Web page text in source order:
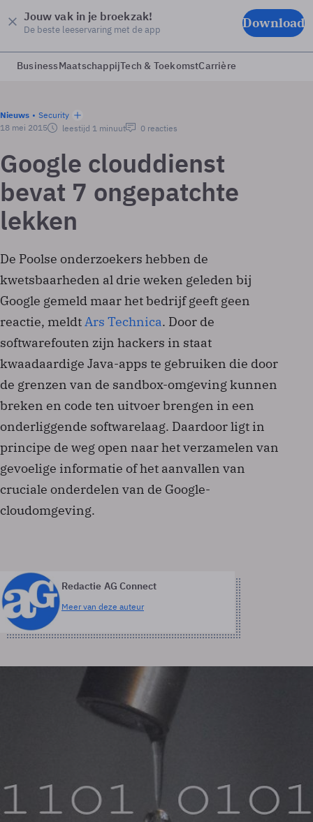
Jouw vak in je broekzak!
De beste leeservaring met de app Download
BusinessMaatschappijTech & ToekomstCarrière
Nieuws
Security
18 mei 2015
leestijd 1 minuut 0 reacties
Google clouddienst
bevat 7 ongepatchte
lekken
De Poolse onderzoekers hebben de
kwetsbaarheden al drie weken geleden bij
Google gemeld maar het bedrijf geeft geen
reactie, meldtArs Technica. Door de
softwarefouten zijn hackers in staat
kwaadaardige Java-apps te gebruiken die door
de grenzen van de sandbox-omgeving kunnen
breken en code ten uitvoer brengen in een
onderliggende softwarelaag. Daardoor ligt in
principe de weg open naar het verzamelen van
gevoelige informatie of het aanvallen van
cruciale onderdelen van de Google-
cloudomgeving.
Redactie AG Connect
Meer van deze auteur